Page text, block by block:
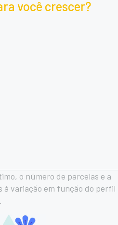
você crescer?
o número de parcelas e a
à variação em função do perfil